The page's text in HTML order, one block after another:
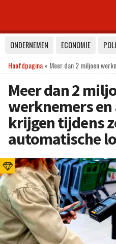
ONDERNEMEN ECONOMIE
Hoofdpagina» Meer dan 2 miljoen
Meer dan 2
werknemers
krijgen tijdens
automatische